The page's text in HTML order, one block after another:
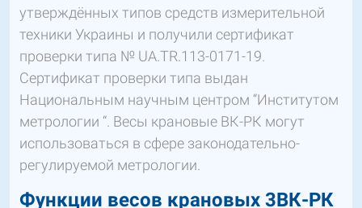
утверждённых типов средств измерительной
техники Украины и получили сертификат
проверки типа № UA.TR.113-0171-19.
Сертификат проверки типа выдан
Национальным научным центром “Институтом
метрологии “. Весы крановые ВК-РК могут
использоваться в сфере законодательно-
регулируемой метрологии.
Функции весов крановых 3ВК-РК